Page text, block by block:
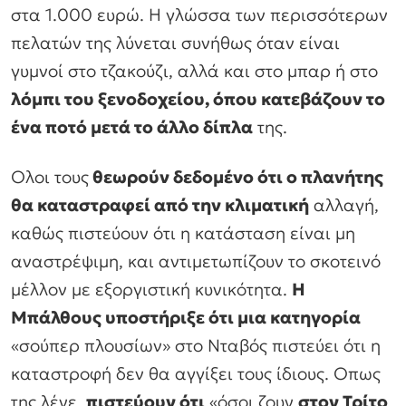
στα 1.000 ευρώ. Η γλώσσα των περισσότερων
πελατών της λύνεται συνήθως όταν είναι
γυμνοί στο τζακούζι, αλλά και στο μπαρ ή στο
λόμπι του ξενοδοχείου, όπου κατεβάζουν το
ένα ποτό μετά το άλλο δίπλα της.
Ολοι τουςθεωρούν δεδομένο ότι ο πλανήτης
θα καταστραφεί από την κλιματική αλλαγή,
καθώς πιστεύουν ότι η κατάσταση είναι μη
αναστρέψιμη, και αντιμετωπίζουν το σκοτεινό
μέλλον με εξοργιστική κυνικότητα. Η
Μπάλθους υποστήριξε ότι μια κατηγορία
«σούπερ πλουσίων» στο Νταβός πιστεύει ότι η
καταστροφή δεν θα αγγίξει τους ίδιους. Οπως